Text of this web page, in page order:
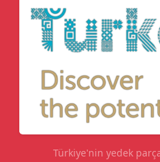
Türkiye'nin yedek